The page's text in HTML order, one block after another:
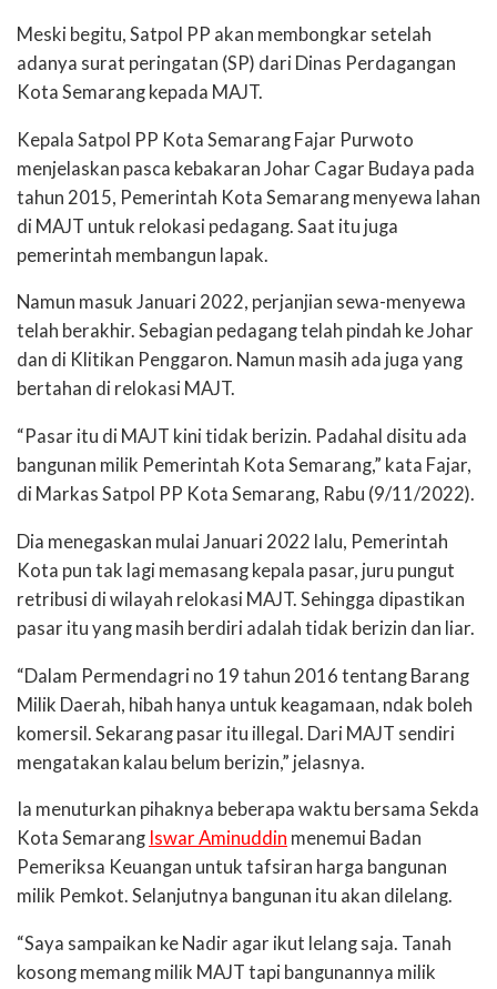
Meski begitu, Satpol PP akan membongkar setelah
adanya surat peringatan (SP) dari Dinas Perdagangan
Kota Semarang kepada MAJT.
Kepala Satpol PP Kota Semarang Fajar Purwoto
menjelaskan pasca kebakaran Johar Cagar Budaya pada
tahun 2015, Pemerintah Kota Semarang menyewa lahan
di MAJT untuk relokasi pedagang. Saat itu juga
pemerintah membangun lapak.
Namun masuk Januari 2022, perjanjian sewa-menyewa
telah berakhir. Sebagian pedagang telah pindah ke Johar
dan di Klitikan Penggaron. Namun masih ada juga yang
bertahan di relokasi MAJT.
“Pasar itu di MAJT kini tidak berizin. Padahal disitu ada
bangunan milik Pemerintah Kota Semarang,” kata Fajar,
di Markas Satpol PP Kota Semarang, Rabu (9/11/2022).
Dia menegaskan mulai Januari 2022 lalu, Pemerintah
Kota pun tak lagi memasang kepala pasar, juru pungut
retribusi di wilayah relokasi MAJT. Sehingga dipastikan
pasar itu yang masih berdiri adalah tidak berizin dan liar.
“Dalam Permendagri no 19 tahun 2016 tentang Barang
Milik Daerah, hibah hanya untuk keagamaan, ndak boleh
komersil. Sekarang pasar itu illegal. Dari MAJT sendiri
mengatakan kalau belum berizin,” jelasnya.
Ia menuturkan pihaknya beberapa waktu bersama Sekda
Kota Semarang Iswar Aminuddin menemui Badan
Pemeriksa Keuangan untuk tafsiran harga bangunan
milik Pemkot. Selanjutnya bangunan itu akan dilelang.
“Saya sampaikan ke Nadir agar ikut lelang saja. Tanah
kosong memang milik MAJT tapi bangunannya milik